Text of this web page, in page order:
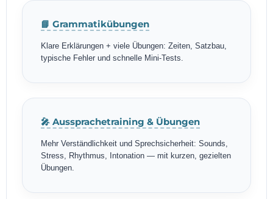
📘 Grammatikübungen
Klare Erklärungen + viele Übungen: Zeiten, Satzbau,
typische Fehler und schnelle Mini-Tests.
🎤 Aussprachetraining & Übungen
Mehr Verständlichkeit und Sprechsicherheit: Sounds,
Stress, Rhythmus, Intonation — mit kurzen, gezielten
Übungen.